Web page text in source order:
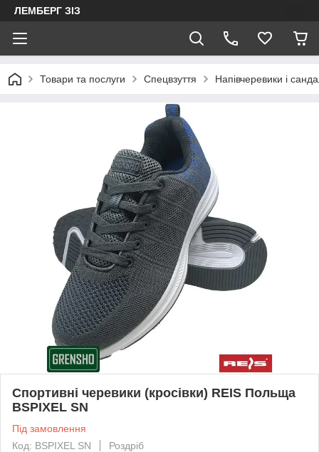
ЛЕМБЕРГ ЗІЗ
Товари та послуги Спецвзуття Напівчеревики і
Спортивні черевики (кросівки) REIS Польща
BSPIXEL SN
Під замовлення
Код: BSPIXEL SN
Роздріб